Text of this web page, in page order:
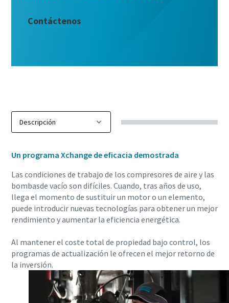
10 pasos hacia una producción más ecológica y
Contáctenos
Un programa Xchange de eficacia demostrada
Las condiciones de trabajo de los compresores de aire y las
bombasde vacío son difíciles. Cuando, tras años de uso,
llega el momento de sustituir un motor o un elemento,
puede introducir nuevas tecnologías para obtener un mejor
rendimiento y aumentar la eficiencia energética.
Al mantener el coste total de propiedad bajo control, los
programas de actualización le ofrecen el mejor retorno de
la inversión.